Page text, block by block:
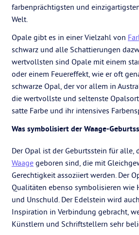
farbenprächtigsten und
Welt.
Opale gibt es in einer Vielzahl von
schwarz und alle Schattierungen
wertvollsten sind Opale mit einem
oder einem Feuereffekt, wie er oft
schwarze Opal, der vor allem in
die wertvollste und seltenste
satte Farbe und ihr intensives
Was symbolisiert der Waage-
Der Opal ist der Geburtsstein für alle,
Waage geboren sind, die mit
Gerechtigkeit assoziiert werden. Der
Qualitäten ebenso symbolisieren wie
und Unschuld. Der Edelstein wird
Inspiration in Verbindung gebracht,
Künstlern und Schriftstellern sehr